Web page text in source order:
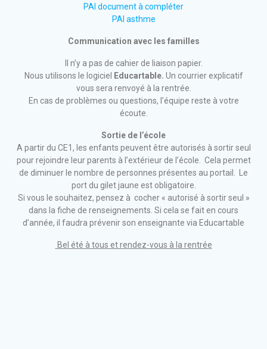
PAI document à compléter
PAI asthme
Communication avec les familles
Il n’y a pas de cahier de liaison papier.
Nous utilisons le logiciel
Educartable. Un courrier explicatif
vous sera renvoyé à la rentrée.
En cas de problèmes ou questions, l’équipe reste à votre
écoute.
Sortie de l’école
A partir du CE1, les enfants peuvent être autorisés à sortir seul
pour rejoindre leur parents à l’extérieur de l’école. Cela permet
de diminuer le nombre de personnes présentes au portail. Le
port du gilet jaune est obligatoire.
Si vous le souhaitez, pensez à cocher « autorisé à sortir seul »
dans la fiche de renseignements. Si cela se fait en cours
d’année, il faudra prévenir son enseignante via Educartable
Bel été à tous et rendez-vous à la rentrée